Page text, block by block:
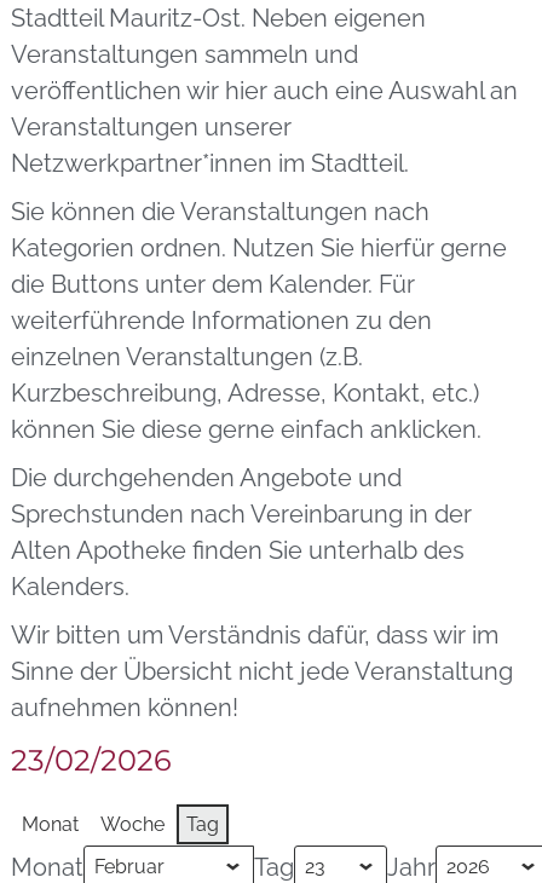
Stadtteil Mauritz-Ost. Neben eigenen
Veranstaltungen sammeln und
veröffentlichen wir hier auch eine Auswahl an
Veranstaltungen unserer
Netzwerkpartner*innen im Stadtteil.
Sie können die Veranstaltungen nach
Kategorien ordnen. Nutzen Sie hierfür gerne
die Buttons unter dem Kalender. Für
weiterführende Informationen zu den
einzelnen Veranstaltungen (z.B.
Kurzbeschreibung, Adresse, Kontakt, etc.)
können Sie diese gerne einfach anklicken.
Die durchgehenden Angebote und
Sprechstunden nach Vereinbarung in der
Alten Apotheke finden Sie unterhalb des
Kalenders.
Wir bitten um Verständnis dafür, dass wir im
Sinne der Übersicht nicht jede Veranstaltung
aufnehmen können!
23/02/2026
Monat Woche Tag
Monat Tag Jahr